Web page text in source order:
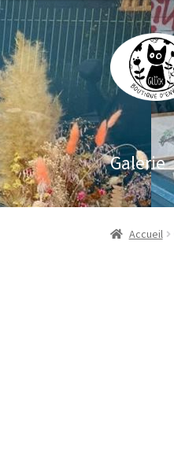
Aller
à
la
navigation
Aller
au
contenu
Galerie
Accueil